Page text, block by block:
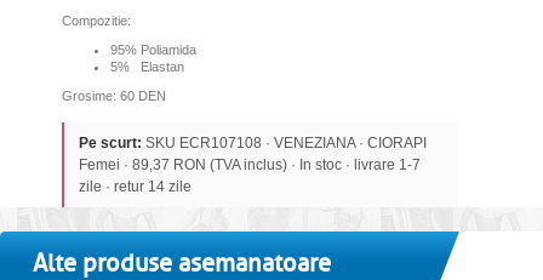
Compozitie:
95% Poliamida
5% Elastan
Grosime: 60 DEN
Pe scurt: SKU ECR107108 · VENEZIANA · CIORAPI
Femei · 89,37 RON (TVA inclus) · In stoc · livrare 1-7
zile · retur 14 zile
Alte produse asemanatoare